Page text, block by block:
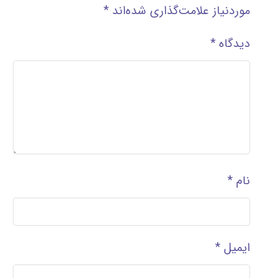
موردنیاز علامت‌گذاری شده‌اند*
دیدگاه*
نام*
ایمیل*